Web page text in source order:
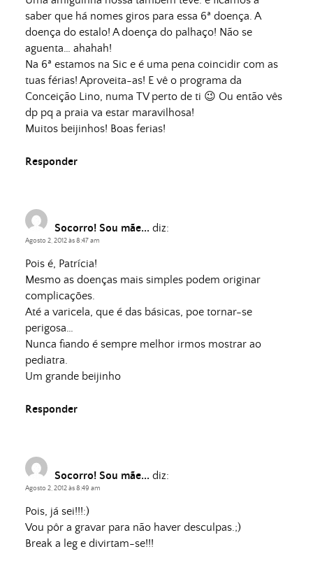
saber que há nomes giros para essa 6ª doença. A
doença do estalo! A doença do palhaço! Não se
aguenta… ahahah!
Na 6ª estamos na Sic e é uma pena coincidir com as
tuas férias! Aproveita-as! E vê o programa da
Conceição Lino, numa TV perto de ti 😉 Ou então vês
dp pq a praia va estar maravilhosa!
Muitos beijinhos! Boas ferias!
Responder
Socorro! Sou mãe... diz:
Agosto 2, 2012 às 8:47 am
Pois é, Patrícia!
Mesmo as doenças mais simples podem originar
complicações.
Até a varicela, que é das básicas, poe tornar-se
perigosa…
Nunca fiando é sempre melhor irmos mostrar ao
pediatra.
Um grande beijinho
Responder
Socorro! Sou mãe... diz:
Agosto 2, 2012 às 8:49 am
Pois, já sei!!!:)
Vou pôr a gravar para não haver desculpas.;)
Break a leg e divirtam-se!!!